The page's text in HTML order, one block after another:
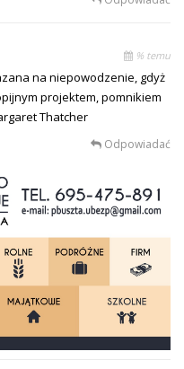
% temu
na niepowodzenie, gdyż
projektem, pomnikiem
Thatcher
Odpowiadać